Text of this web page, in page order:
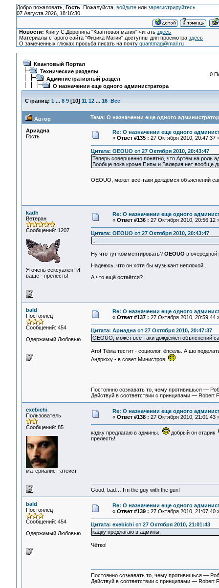
Добро пожаловать, Гость. Пожалуйста, войдитеили зарегистрируйтесь.
07 Августа 2026, 18:16:30
Новости: Книгу С.Доронина "Квантовая магия" читатьздесь
Материалы старого сайта "Физика Магии" доступны для просмотраздесь
О замеченных глюках просьба писать на почтуquantmag@mail.ru
Квантовый Портал
Технические разделы
Административный раздел
О назначении еще одного администратора
0
Страниц: 1 ... 8 9[10] 11 12 ... 16 Все
Автор Тема: О назначении еще одного
Ариадна
Гость
Re: О назначении еще одного
« Ответ #135 : 27 Октября 2010, 20:47:37
Цитата: OEOUO от 27 Октября 2010, 20:43:47
Теперь совершенно понятно, что Артем на роль
Вообще пока кроме Пипы и Валерия нет вообще
OEOUO, может всё-таки дождёмся объяснений
kadh
Ветеран
Сообщений: 1207
Я очень сексуален! И
ваще - прелесть!
Re: О назначении еще одного
« Ответ #136 : 27 Октября 2010, 20:56:12
Цитата: OEOUO от 27 Октября 2010, 20:43:47
Ну что тут комментировать? OEOUO в очередной
Надеюсь, что он хотя бы музыкант неплохой...
А что ещё остаётся?
bald
Постоялец
Сообщений: 454
Одержимый Любовью
Re: О назначении еще одного
« Ответ #137 : 27 Октября 2010, 20:59:44
Цитата: Ариадна от 27 Октября 2010, 20:47:37
OEOUO, может всё-таки дождёмся объяснений
Ато! Тёма тестит - социолог, ёпсель. А шо
Андрюху - в совет Министров!
Постоянно сознавать то, чему противишься —
Действуй в соответствии с принципами — Robert
exebichi
Пользователь
Сообщений: 85
материалист-атеист
Re: О назначении еще одного
« Ответ #138 : 27 Октября 2010, 21:01:43
кадку предлагаю в админы.
добрый он старик
прелесть!
Good, bad… I’m the guy with the gun!
bald
Постоялец
Сообщений: 454
Одержимый Любовью
Re: О назначении еще одного
« Ответ #139 : 27 Октября 2010, 21:07:40
Цитата: exebichi от 27 Октября 2010, 21:01:43
кадку предлагаю в админы.
Чётко!
Постоянно сознавать то, чему противишься —
Действуй в соответствии с принципами — Robert